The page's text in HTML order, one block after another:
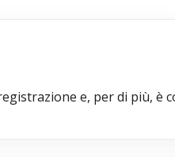
e, per di più, è